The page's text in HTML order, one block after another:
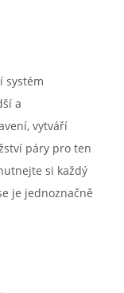
systém
a
vytváří
páry pro ten
si každý
je jednoznačně